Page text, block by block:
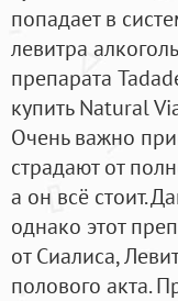
попадает в
левитра
препарата
купить Natural
Очень важно
страдают от
а он всё стоит.
однако этот
от Сиалиса,
полового акта.